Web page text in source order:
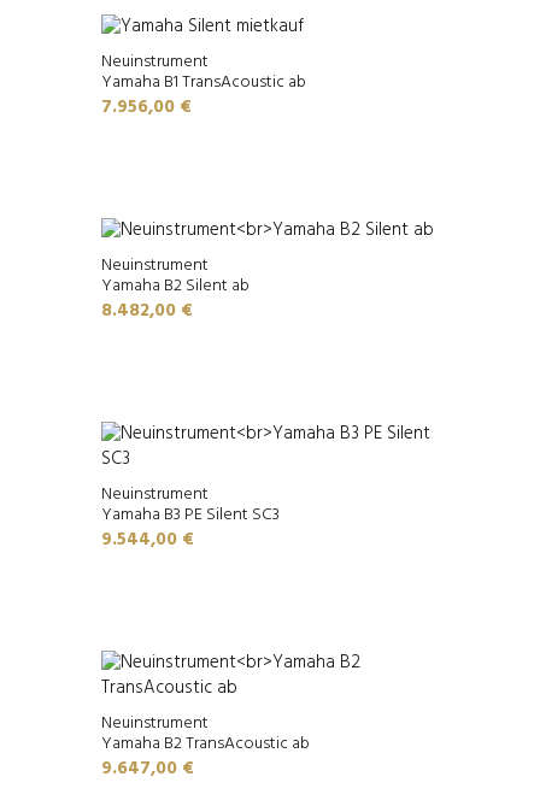
Neuinstrument
Yamaha B1 TransAcoustic ab
7.956,00 €
Neuinstrument
Yamaha B2 Silent ab
8.482,00 €
Neuinstrument
Yamaha B3 PE Silent SC3
9.544,00 €
Neuinstrument
Yamaha B2 TransAcoustic ab
9.647,00 €